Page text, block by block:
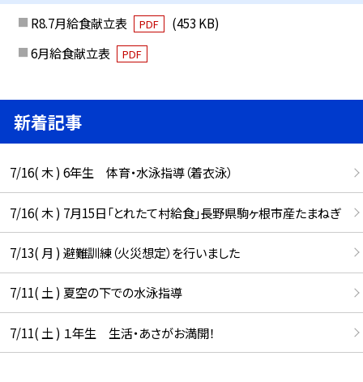
R8.7月給食献立表 PDF
(453 KB)
6月給食献立表
PDF
新着記事
7/16( 木 ) 6年生 体育・水泳指導（着衣泳）
7/16( 木 ) 7月15日「とれたて村給食」長野県駒ヶ根市産たまねぎ
7/13( 月 ) 避難訓練（火災想定）を行いました
7/11( 土 ) 夏空の下での水泳指導
7/11( 土 ) １年生 生活・あさがお満開！